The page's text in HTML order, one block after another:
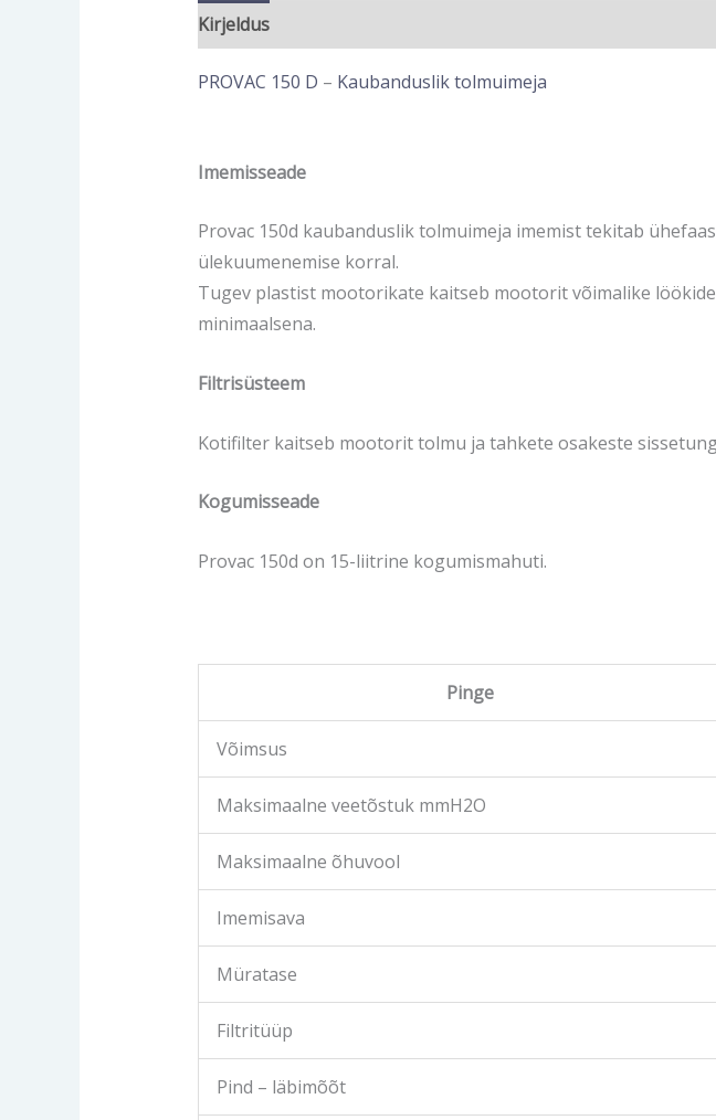
Kirjeldus
PROVAC 150 D – Kaubanduslik tolmuimeja
Imemisseade
Provac 150d kaubanduslik tolmuimeja imemist tekitab
ülekuumenemise korral.
Tugev plastist mootorikate kaitseb mootorit võimalike
minimaalsena.
Filtrisüsteem
Kotifilter kaitseb mootorit tolmu ja tahkete osakeste
Kogumisseade
Provac 150d on 15-liitrine kogumismahuti.
Pinge
Võimsus
Maksimaalne veetõstuk mmH2O
Maksimaalne õhuvool
Imemisava
Müratase
Filtritüüp
Pind – läbimõõt